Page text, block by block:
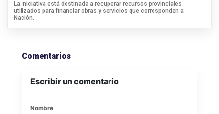
La iniciativa está destinada a recuperar recursos provinciales
utilizados para financiar obras y servicios que corresponden a
Nación.
Comentarios
Escribir un comentario
Nombre